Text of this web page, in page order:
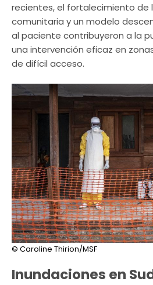
recientes, el fortalecimiento de
comunitaria y un modelo
al paciente contribuyeron a la
una intervención eficaz en
de difícil acceso.
© Caroline Thirion/MSF
Inundaciones en